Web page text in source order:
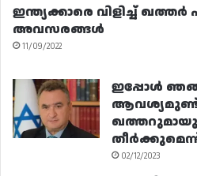
ഇന്ത്യക്കാരെ വിളിച്ച്
അവസരങ്ങൾ
11/09/2022
ഇപ്പോൾ
02/12/2023